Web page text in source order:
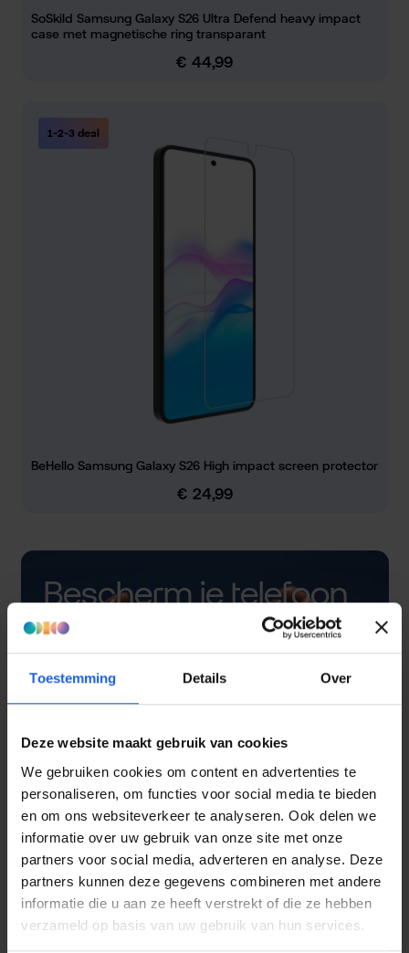
Toestemming Details Over
Deze website maakt gebruik van cookies
We gebruiken cookies om content en advertenties te
personaliseren, om functies voor social media te bieden
en om ons websiteverkeer te analyseren. Ook delen we
informatie over uw gebruik van onze site met onze
partners voor social media, adverteren en analyse. Deze
partners kunnen deze gegevens combineren met andere
informatie die u aan ze heeft verstrekt of die ze hebben
verzameld op basis van uw gebruik van hun services.
SoSkild Samsung Galaxy S26 Ultra Defend heavy impact
case met magnetische ring transparant
Normale prijs:
€ 44,99
1-2-3 deal
BeHello Samsung Galaxy S26 High impact screen protector
Normale prijs:
€ 24,99
Bescherm je telefoon
met een hoesje